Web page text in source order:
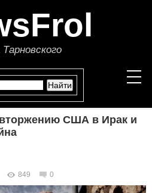
вторжению США в Ирак и
849 0